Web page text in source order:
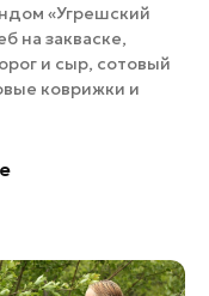
«Угрешский
на закваске,
и сыр, сотовый
коврижки и